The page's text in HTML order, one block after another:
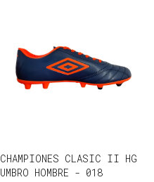
CHAMPIONES CLASIC II HG
UMBRO HOMBRE - 018